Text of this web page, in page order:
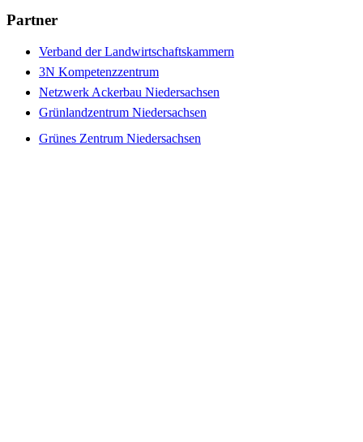
Partner
Verband der Landwirtschaftskammern
3N Kompetenzzentrum
Netzwerk Ackerbau Niedersachsen
Grünlandzentrum Niedersachsen
Grünes Zentrum Niedersachsen